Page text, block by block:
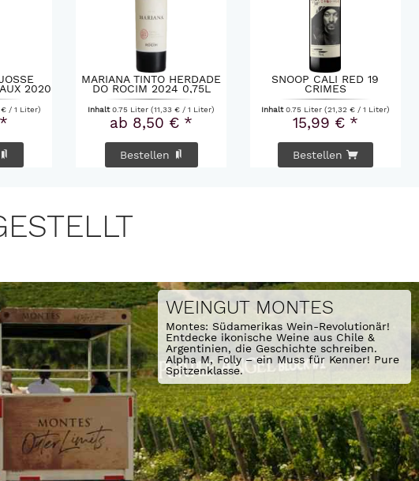
0,75L
€ / 1 Liter)
*
SNOOP CALI RED 19
CRIMES
Inhalt0.75 Liter (21,32 € / 1 Liter)
15,99 € *
Bestellen
CHÂTEAU LASSUS CRU
BOURGEOIS MÉDOC 2019
Inhalt0.75 Liter (13,27 € / 1 Liter)
9,95 € * 12,95 € *
Bestellen
WEINGUT MONTES
Montes: Südamerikas Wein-Revolutionär!
Entdecke ikonische Weine aus Chile &
Argentinien, die Geschichte schreiben.
Alpha M, Folly – ein Muss für Kenner! Pure
Spitzenklasse.